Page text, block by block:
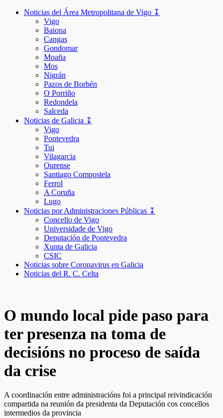
Noticias del Área Metropolitana de Vigo ↧
Vigo
Baiona
Cangas
Gondomar
Moaña
Mos
Nigrán
Pazos de Borbén
O Porriño
Redondela
Salceda
Noticias de Galicia ↧
Vigo
Pontevedra
Tui
Vilagarcia
Ourense
Santiago Compostela
Ferrol
A Coruña
Lugo
Noticias por Administraciones Públicas ↧
Concello de Vigo
Universidade de Vigo
Deputación de Pontevedra
Xunta de Galicia
CSIC
Noticias sobre Coronavirus en Galicia
Noticias del R. C. Celta
O mundo local pide paso para
ter presenza na toma de
decisións no proceso de saída
da crise
A coordinación entre administracións foi a principal reivindicación
compartida na reunión da presidenta da Deputación cos concellos
intermedios da provincia